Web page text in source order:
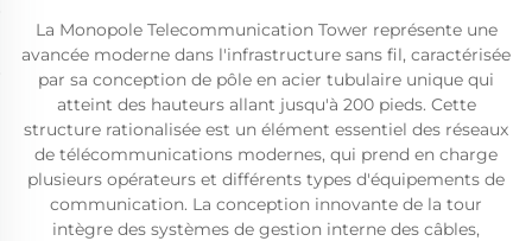
La Monopole Telecommunication Tower représente une
avancée moderne dans l'infrastructure sans fil, caractérisée
par sa conception de pôle en acier tubulaire unique qui
atteint des hauteurs allant jusqu'à 200 pieds. Cette
structure rationalisée est un élément essentiel des réseaux
de télécommunications modernes, qui prend en charge
plusieurs opérateurs et différents types d'équipements de
communication. La conception innovante de la tour
intègre des systèmes de gestion interne des câbles,